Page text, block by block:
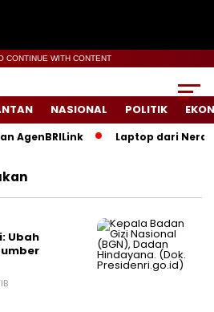
CONTINUE WITH CONTENT
NASIONAL POLITIK
AgenBRILink Laptop dari
Ubah